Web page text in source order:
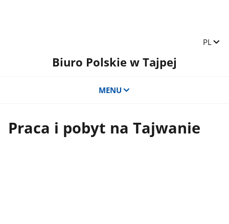
Zmień
PL
Biuro Polskie w Tajpej
MENU
Praca i pobyt na Tajwanie